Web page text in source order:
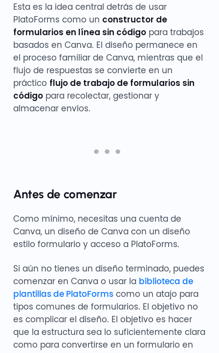
Esta es la idea central detrás de usar
PlatoForms como un constructor de
formularios en línea sin códigopara trabajos
basados en Canva. El diseño permanece en
el proceso familiar de Canva, mientras que el
flujo de respuestas se convierte en un
práctico flujo de trabajo de formularios sin
códigopara recolectar, gestionar y
almacenar envíos.
Antes de comenzar
Como mínimo, necesitas una cuenta de
Canva, un diseño de Canva con un diseño
estilo formulario y acceso a PlatoForms.
Si aún no tienes un diseño terminado, puedes
comenzar en Canva o usar la biblioteca de
plantillas de PlatoFormscomo un atajo para
tipos comunes de formularios. El objetivo no
es complicar el diseño. El objetivo es hacer
que la estructura sea lo suficientemente clara
como para convertirse en un formulario en